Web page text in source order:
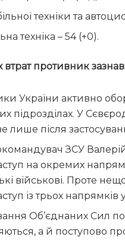
техніки та
техніка – 54 (+0).
втрат противник
України активно
підрозділах. У
лише після
ЗСУ
на окремих
військові. Проте
із трьох напрямків
Об’єднаних Сил
а й поступово